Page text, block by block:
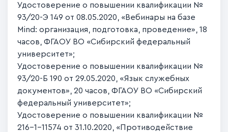
Удостоверение о повышении квалификации №
93/20-Э 149 от 08.05.2020, «Вебинары на базе
Mind: организация, подготовка, проведение», 18
часов, ФГАОУ ВО «Сибирский федеральный
университет»;
Удостоверение о повышении квалификации №
93/20-Б 190 от 29.05.2020, «Язык служебных
документов», 20 часов, ФГАОУ ВО «Сибирский
федеральный университет»;
Удостоверение о повышении квалификации №
216-1-11574 от 31.10.2020, «Противодействие